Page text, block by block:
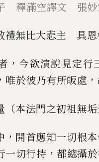
釋滿空譯文 張妙
禮無比大悲主 具
， 今欲演說見定行
， 唯於彼乃有所皈處 ，
（本法門之初祖無
， 開首應知一切根
一切行持 ， 都總攝